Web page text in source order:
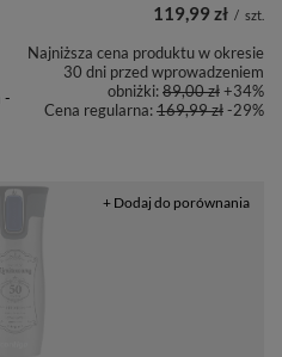
-
119,99 zł / szt.
Najniższa cena produktu w okresie
30 dni przed wprowadzeniem
obniżki:89,00 zł+34%
Cena regularna:169,99 zł-29%
+ Dodaj do porównania